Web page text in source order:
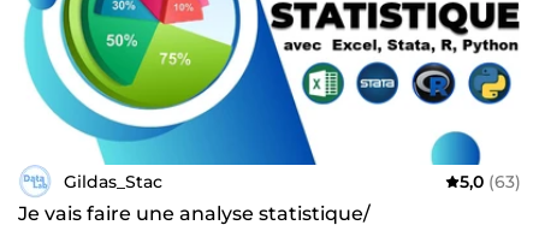
Gildas_Stac 5,0 (63)
Je vais faire une analyse statistique/